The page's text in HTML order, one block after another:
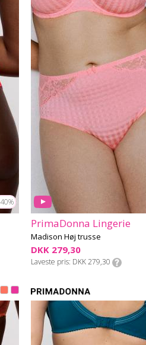
PrimaDonna Lingerie
Madison Høj trusse
DKK 279,30
Laveste pris DKK 279,30